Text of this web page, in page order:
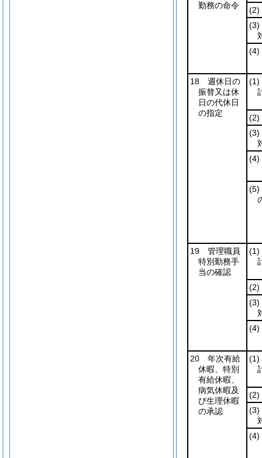
勤務の命令
(2)
(3)
(4)
18 週休日の
振替又は休
日の代休日
の指定
(1)
(2)
(3)
(4)
(5)
19 管理職員
特別勤務手
当の確認
(1)
(2)
(3)
(4)
20 年次有給
休暇、特別
有給休暇、
病気休暇及
び生理休暇
の承認
(1)
(2)
(3)
(4)